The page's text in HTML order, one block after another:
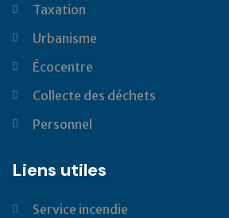
Taxation
Urbanisme
Écocentre
Collecte des déchets
Personnel
Liens utiles
Service incendie